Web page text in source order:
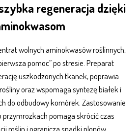
regeneracja dzięki
wolnych aminokwasów roślinnych,
pomoc” po stresie. Preparat
uszkodzonych tkanek, poprawia
oraz wspomaga syntezę białek i
do odbudowy komórek. Zastosowanie
przymrozkach pomaga skrócić czas